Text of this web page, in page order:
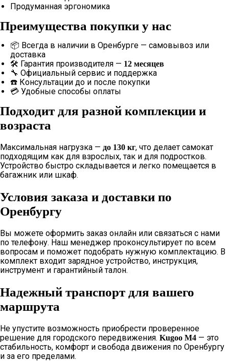
Продуманная эргономика
Преимущества покупки у нас
📦 Всегда в наличии в Оренбурге — самовывоз или
доставка
🛠 Гарантия производителя — 12 месяцев
🔧 Официальный сервис и поддержка
☎️ Консультации до и после покупки
💳 Удобные способы оплаты
Подходит для разной комплекции и
возраста
Максимальная нагрузка — до 130 кг, что делает самокат
подходящим как для взрослых, так и для подростков.
Устройство быстро складывается и легко помещается в
багажник или шкаф.
Условия заказа и доставки по
Оренбургу
Вы можете оформить заказ онлайн или связаться с нами
по телефону. Наш менеджер проконсультирует по всем
вопросам и поможет подобрать нужную комплектацию. В
комплект входит зарядное устройство, инструкция,
инструмент и гарантийный талон.
Надежный транспорт для вашего
маршрута
Не упустите возможность приобрести проверенное
решение для городского передвижения. Kugoo M4 — это
стабильность, комфорт и свобода движения по Оренбургу
и за его пределами.